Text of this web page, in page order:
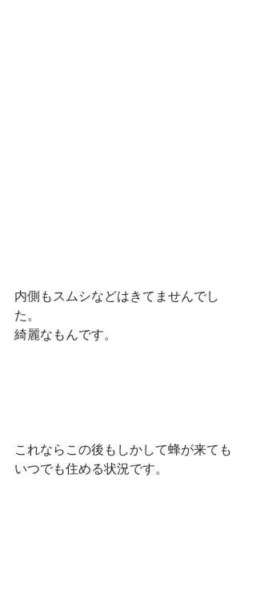
内側もスムシなどはきてませんでし
た。
綺麗なもんです。
これならこの後もしかして蜂が来ても
いつでも住める状況です。